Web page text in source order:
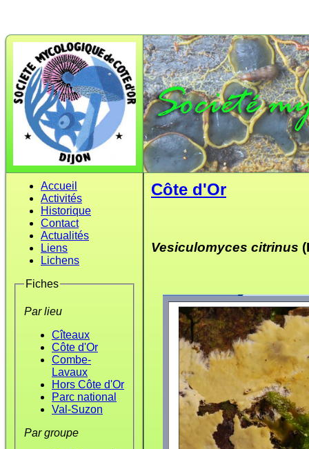
Accueil
Activités
Historique
Contact
Actualités
Liens
Lichens
Fiches
Par lieu
Cîteaux
Côte d'Or
Combe-
Lavaux
Hors Côte d'Or
Parc national
Val-Suzon
Par groupe
Côte d'Or
Vesiculomyces citrinus